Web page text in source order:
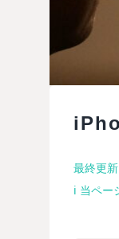
最終更
ℹ︎ 当ペー